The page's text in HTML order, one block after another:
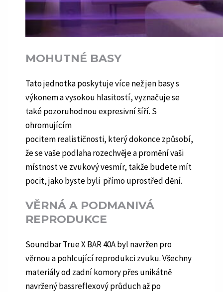
MOHUTNÉ BASY
Tato jednotka poskytuje více než jen basy s
výkonem a vysokou hlasitostí, vyznačuje se
také pozoruhodnou expresivní šíří. S
ohromujícím
pocitem realističnosti, který dokonce způsobí,
že se vaše podlaha rozechvěje a promění vaši
místnost ve zvukový vesmír, takže budete mít
pocit, jako byste byli přímo uprostřed dění.
VĚRNÁ A PODMANIVÁ
REPRODUKCE
Soundbar True X BAR 40A byl navržen pro
věrnou a pohlcující reprodukci zvuku. Všechny
materiály od zadní komory přes unikátně
navržený bassreflexový průduch až po